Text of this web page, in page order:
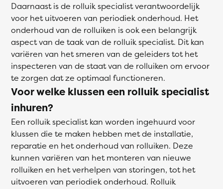
Daarnaast is de rolluik specialist verantwoordelijk
voor het uitvoeren van periodiek onderhoud. Het
onderhoud van de rolluiken is ook een belangrijk
aspect van de taak van de rolluik specialist. Dit kan
variëren van het smeren van de geleiders tot het
inspecteren van de staat van de rolluiken om ervoor
te zorgen dat ze optimaal functioneren.
Voor welke klussen een rolluik specialist
inhuren?
Een rolluik specialist kan worden ingehuurd voor
klussen die te maken hebben met de installatie,
reparatie en het onderhoud van rolluiken. Deze
kunnen variëren van het monteren van nieuwe
rolluiken en het verhelpen van storingen, tot het
uitvoeren van periodiek onderhoud. Rolluik